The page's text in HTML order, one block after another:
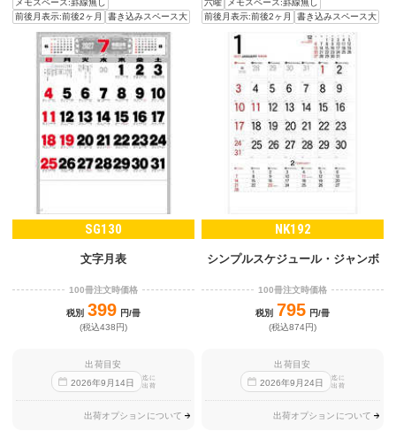
メモスペース:罫線無し
前後月表示:前後2ヶ月
書き込みスペース大
六曜
メモスペース:罫線無し
前後月表示:前後2ヶ月
書き込みスペース大
SG130
文字月表
100冊注文時価格
税別 399 円/冊
(税込438円)
出荷目安
2026年9 月 14日
迄に
出荷
出荷オプションについて
NK192
シンプルスケジュール・ジャンボ
100冊注文時価格
税別 795 円/冊
(税込874円)
出荷目安
2026年9 月24日
迄に
出荷
出荷オプションについて